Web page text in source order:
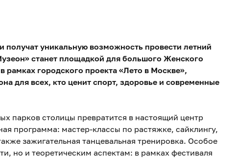
уникальную возможность провести летний
станет площадкой для большого Женского
рамках городского проекта «Лето в Москве»,
для всех, кто ценит спорт, здоровье и современные
парков столицы превратится в настоящий центр
программа: мастер-классы по растяжке, сайклингу,
зажигательная танцевальная тренировка. Особое
но и теоретическим аспектам: в рамках фестиваля